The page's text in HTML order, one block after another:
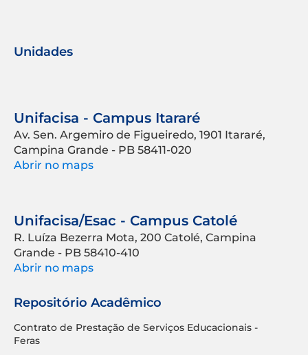
Unidades
Unifacisa - Campus Itararé
Av. Sen. Argemiro de Figueiredo, 1901 Itararé,
Campina Grande - PB 58411-020
Abrir no maps
Unifacisa/Esac - Campus Catolé
R. Luíza Bezerra Mota, 200 Catolé, Campina
Grande - PB 58410-410
Abrir no maps
Repositório Acadêmico
Contrato de Prestação de Serviços Educacionais -
Feras